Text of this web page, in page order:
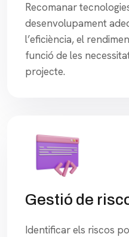
Recomanar
desenvolupament
l’eficiència, el
funció de les
projecte.
Gestió de
Identificar els riscos